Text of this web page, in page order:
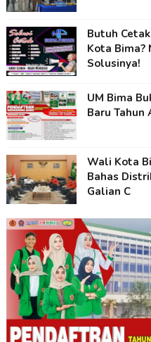
Butuh
Kota
Solusinya!
UM Bima
Baru Tahun
Wali Kota
Bahas
Galian C